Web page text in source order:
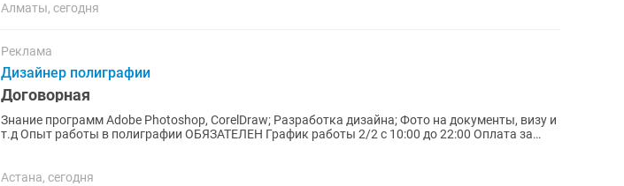
Алматы, сегодня
Реклама
Дизайнер полиграфии
Договорная
Знание программ Adobe Photoshop, CorelDraw; Разработка дизайна; Фото на документы, визу и
т.д Опыт работы в полиграфии ОБЯЗАТЕЛЕН График работы 2/2 с 10:00 до 22:00 Оплата за
Астана, сегодня